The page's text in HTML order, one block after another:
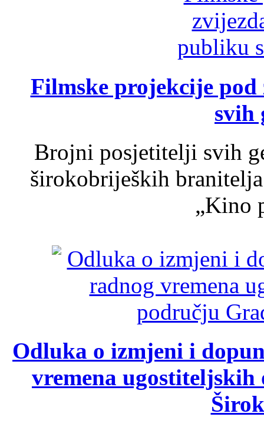
Filmske projekcije
svih
Brojni posjetitelji svih
širokobrijeških
„Kino
Odluka o izmjeni i
vremena